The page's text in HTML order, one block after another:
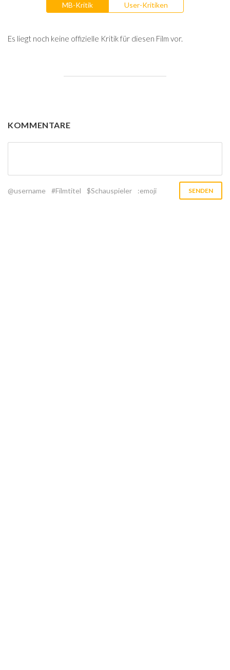
MB-Kritik User-Kritiken
Es liegt noch keine offizielle Kritik für diesen Film vor.
KOMMENTARE
@username #Filmtitel $Schauspieler :emoji